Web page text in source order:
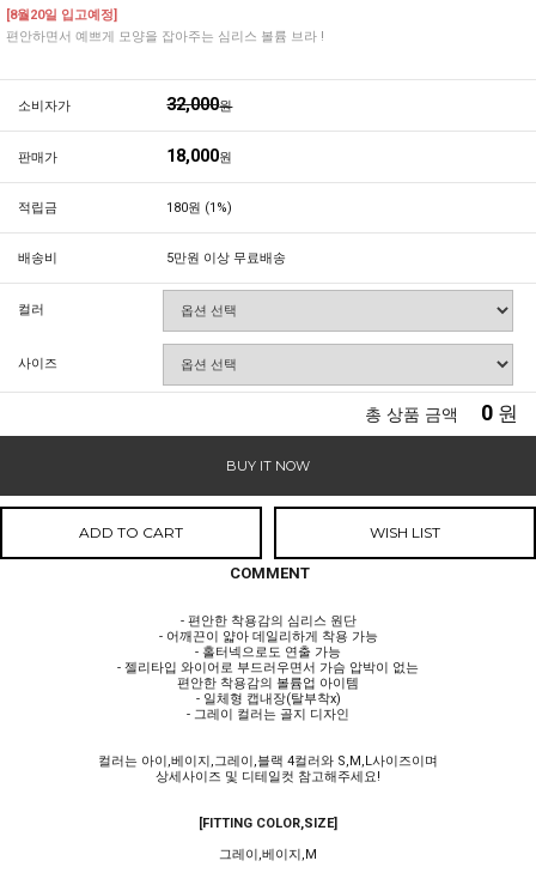
[8월20일 입고예정]
편안하면서 예쁘게 모양을 잡아주는 심리스 볼륨 브라 !
소비자가 32,000원
판매가 18,000원
적립금 180원 (1%)
배송비 5만원 이상 무료배송
컬러
사이즈
총 상품 금액 0 원
BUY IT NOW
ADD TO CART WISH LIST
COMMENT
- 편안한 착용감의 심리스 원단
- 어깨끈이 얇아 데일리하게 착용 가능
- 홀터넥으로도 연출 가능
- 젤리타입 와이어로 부드러우면서 가슴 압박이 없는
편안한 착용감의 볼륨업 아이템
- 일체형 캡내장(탈부착x)
- 그레이 컬러는 골지 디자인
컬러는 아이,베이지,그레이,블랙 4컬러와 S,M,L사이즈이며
상세사이즈 및 디테일컷 참고해주세요!
[FITTING COLOR,SIZE]
그레이,베이지,M